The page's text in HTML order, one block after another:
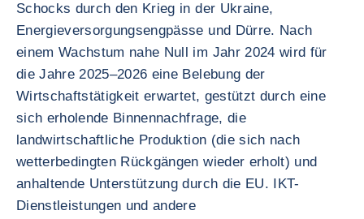
Schocks durch den Krieg in der Ukraine,
Energieversorgungsengpässe und Dürre. Nach
einem Wachstum nahe Null im Jahr 2024 wird für
die Jahre 2025–2026 eine Belebung der
Wirtschaftstätigkeit erwartet, gestützt durch eine
sich erholende Binnennachfrage, die
landwirtschaftliche Produktion (die sich nach
wetterbedingten Rückgängen wieder erholt) und
anhaltende Unterstützung durch die EU. IKT-
Dienstleistungen und andere